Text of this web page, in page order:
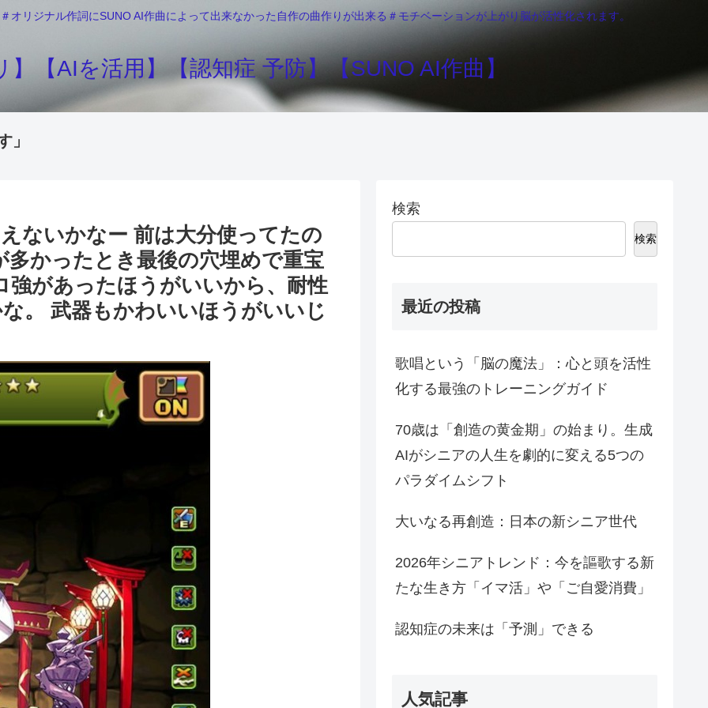
リジナル作詞にSUNO AI作曲によって出来なかった自作の曲作りが出来る＃モチベーションが上がり脳が活性化されます。
【AIを活用】【認知症 予防】【SUNO AI作曲】
」
ないかなー 前は大分使ってたの
かったとき最後の穴埋めで重宝
強があったほうがいいから、耐性
。 武器もかわいいほうがいいじ
検索
検索
最近の投稿
歌唱という「脳の魔法」：心と頭を活性
化する最強のトレーニングガイド
70歳は「創造の黄金期」の始まり。生成
AIがシニアの人生を劇的に変える5つの
パラダイムシフト
大いなる再創造：日本の新シニア世代
2026年シニアトレンド：今を謳歌する新
たな生き方「イマ活」や「ご自愛消費」
認知症の未来は「予測」できる
人気記事